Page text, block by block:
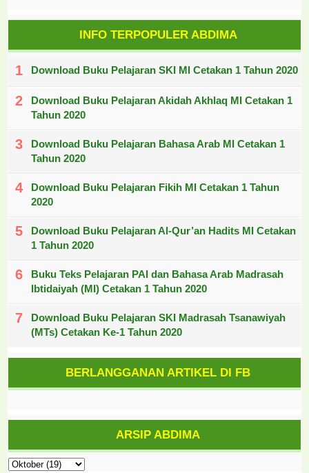
INFO TERPOPULER ABDIMA
Download Buku Pelajaran SKI MI Cetakan 1 Tahun 2020
Download Buku Pelajaran Akidah Akhlaq MI Cetakan 1
Tahun 2020
Download Buku Pelajaran Bahasa Arab MI Cetakan 1
Tahun 2020
Download Buku Pelajaran Fikih MI Cetakan 1 Tahun
2020
Download Buku Pelajaran Al-Qur’an Hadits MI Cetakan
1 Tahun 2020
Buku Teks Pelajaran PAI dan Bahasa Arab Madrasah
Ibtidaiyah (MI) Cetakan 1 Tahun 2020
Download Buku Pelajaran SKI Madrasah Tsanawiyah
(MTs) Cetakan Ke-1 Tahun 2020
BERLANGGANAN ARTIKEL DI FB
ARSIP ABDIMA